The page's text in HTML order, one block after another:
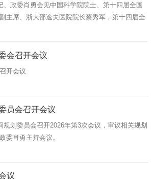
、政委肖勇会见中国科学院院士、第十四届全国
主席、浙大邵逸夫医院院长蔡秀军，第十四届全
长、正泰集团董事长南存辉，围绕建设国家区域
会召开会议
开会议
员会召开会议
规划委员会召开2026年第3次会议，审议相关规划
委肖勇主持会议。
议